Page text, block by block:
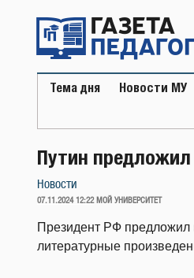
содержимому
Тема дня Новости МУ
Путин
Новости
ОПУБЛИКОВАНО
07.11.2024 12:22 МОЙ УНИВЕРСИТЕТ
Президент РФ предложил
литературные